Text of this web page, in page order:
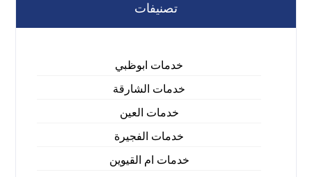
تصنيفات
خدمات ابوظبي
خدمات الشارقة
خدمات العين
خدمات الفجيرة
خدمات ام القيوين